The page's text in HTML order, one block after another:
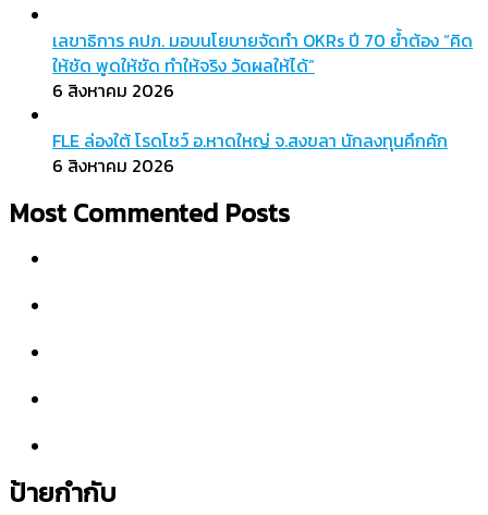
เลขาธิการ คปภ. มอบนโยบายจัดทำ OKRs ปี 70 ย้ำต้อง “คิด
ให้ชัด พูดให้ชัด ทำให้จริง วัดผลให้ได้”
6 สิงหาคม 2026
FLE ล่องใต้ โรดโชว์ อ.หาดใหญ่ จ.สงขลา นักลงทุนคึกคัก
6 สิงหาคม 2026
Most Commented Posts
ป้ายกำกับ